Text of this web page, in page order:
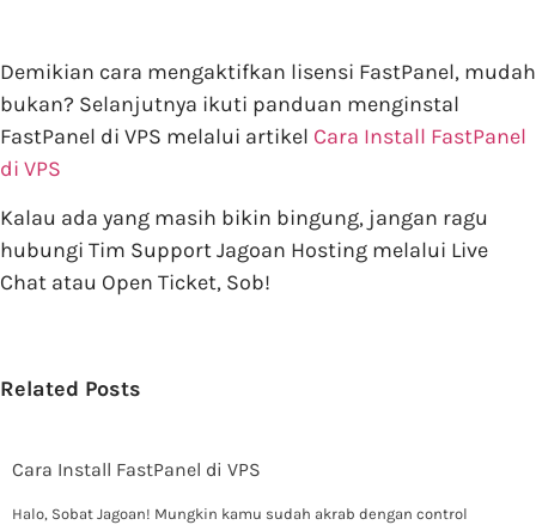
Demikian cara mengaktifkan lisensi FastPanel, mudah
bukan? Selanjutnya ikuti panduan menginstal
FastPanel di VPS melalui artikel Cara Install FastPanel
di VPS
Kalau ada yang masih bikin bingung, jangan ragu
hubungi Tim Support Jagoan Hosting melalui Live
Chat atau Open Ticket, Sob!
Related Posts
Cara Install FastPanel di VPS
Halo, Sobat Jagoan! Mungkin kamu sudah akrab dengan control